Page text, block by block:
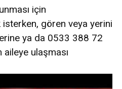
için
gören veya yerini
ya da 0533 388 72
ulaşması